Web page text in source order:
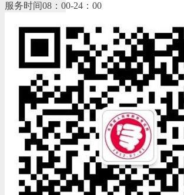
服务时间08：00-24：00